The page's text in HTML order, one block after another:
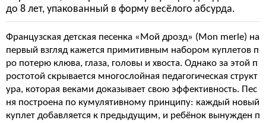
до 8 лет, упакованный в форму весёлого абсурда.
Французская детская песенка «Мой дрозд» (Mon merle) на
первый взгляд кажется примитивным набором куплетов п
ро потерю клюва, глаза, головы и хвоста. Однако за этой п
ростотой скрывается многослойная педагогическая структ
ура, которая веками доказывает свою эффективность. Пес
ня построена по кумулятивному принципу: каждый новый
куплет добавляется к предыдущим, и ребёнок вынужден п